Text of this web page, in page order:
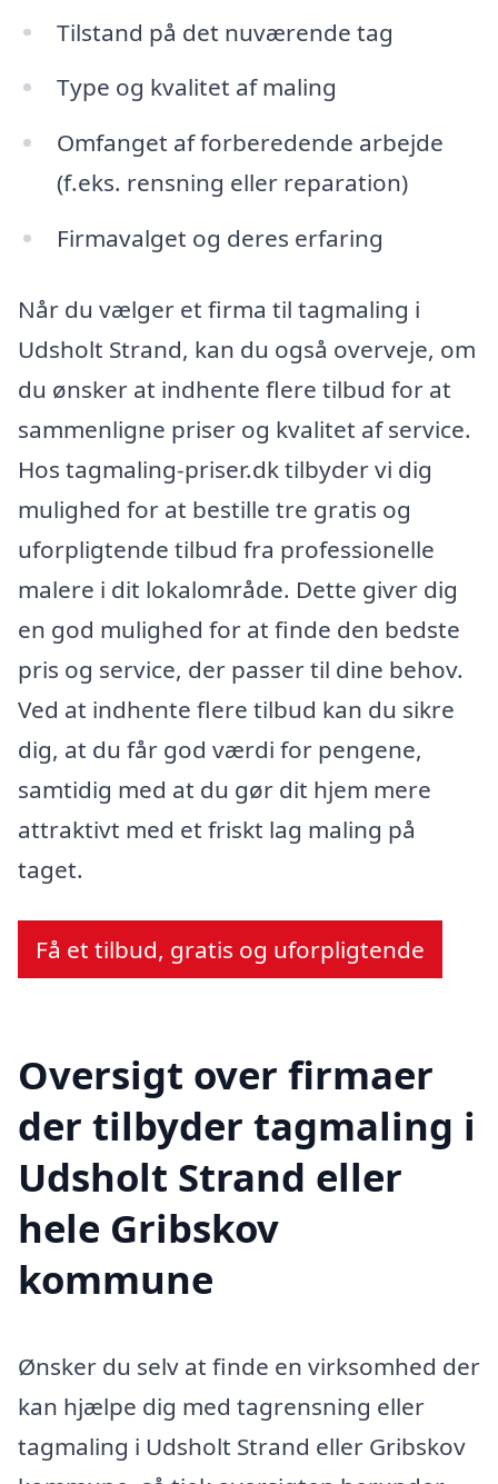
Tilstand på det nuværende tag
Type og kvalitet af maling
Omfanget af forberedende arbejde
(f.eks. rensning eller reparation)
Firmavalget og deres erfaring
Når du vælger et firma til tagmaling i
Udsholt Strand, kan du også overveje, om
du ønsker at indhente flere tilbud for at
sammenligne priser og kvalitet af service.
Hos tagmaling-priser.dk tilbyder vi dig
mulighed for at bestille tre gratis og
uforpligtende tilbud fra professionelle
malere i dit lokalområde. Dette giver dig
en god mulighed for at finde den bedste
pris og service, der passer til dine behov.
Ved at indhente flere tilbud kan du sikre
dig, at du får god værdi for pengene,
samtidig med at du gør dit hjem mere
attraktivt med et friskt lag maling på
taget.
Få et tilbud, gratis og uforpligtende
Oversigt over firmaer
der tilbyder tagmaling i
Udsholt Strand eller
hele Gribskov
kommune
Ønsker du selv at finde en virksomhed der
kan hjælpe dig med tagrensning eller
tagmaling i Udsholt Strand eller Gribskov